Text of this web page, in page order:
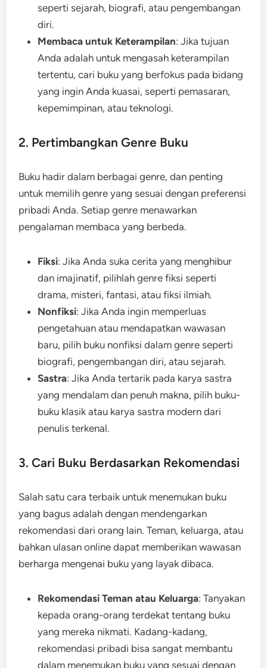
seperti sejarah, biografi, atau pengembangan
diri.
Membaca untuk Keterampilan: Jika tujuan
Anda adalah untuk mengasah keterampilan
tertentu, cari buku yang berfokus pada bidang
yang ingin Anda kuasai, seperti pemasaran,
kepemimpinan, atau teknologi.
2. Pertimbangkan Genre Buku
Buku hadir dalam berbagai genre, dan penting
untuk memilih genre yang sesuai dengan preferensi
pribadi Anda. Setiap genre menawarkan
pengalaman membaca yang berbeda.
Fiksi: Jika Anda suka cerita yang menghibur
dan imajinatif, pilihlah genre fiksi seperti
drama, misteri, fantasi, atau fiksi ilmiah.
Nonfiksi: Jika Anda ingin memperluas
pengetahuan atau mendapatkan wawasan
baru, pilih buku nonfiksi dalam genre seperti
biografi, pengembangan diri, atau sejarah.
Sastra: Jika Anda tertarik pada karya sastra
yang mendalam dan penuh makna, pilih buku-
buku klasik atau karya sastra modern dari
penulis terkenal.
3. Cari Buku Berdasarkan Rekomendasi
Salah satu cara terbaik untuk menemukan buku
yang bagus adalah dengan mendengarkan
rekomendasi dari orang lain. Teman, keluarga, atau
bahkan ulasan online dapat memberikan wawasan
berharga mengenai buku yang layak dibaca.
Rekomendasi Teman atau Keluarga: Tanyakan
kepada orang-orang terdekat tentang buku
yang mereka nikmati. Kadang-kadang,
rekomendasi pribadi bisa sangat membantu
dalam menemukan buku yang sesuai dengan